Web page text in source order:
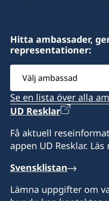
Hitta ambassader,
representationer:
Välj
ambassad
Se en lista över alla
UD Resklar
Få aktuell
appen UD Resklar.
Svensklistan
Lämna uppgifter om